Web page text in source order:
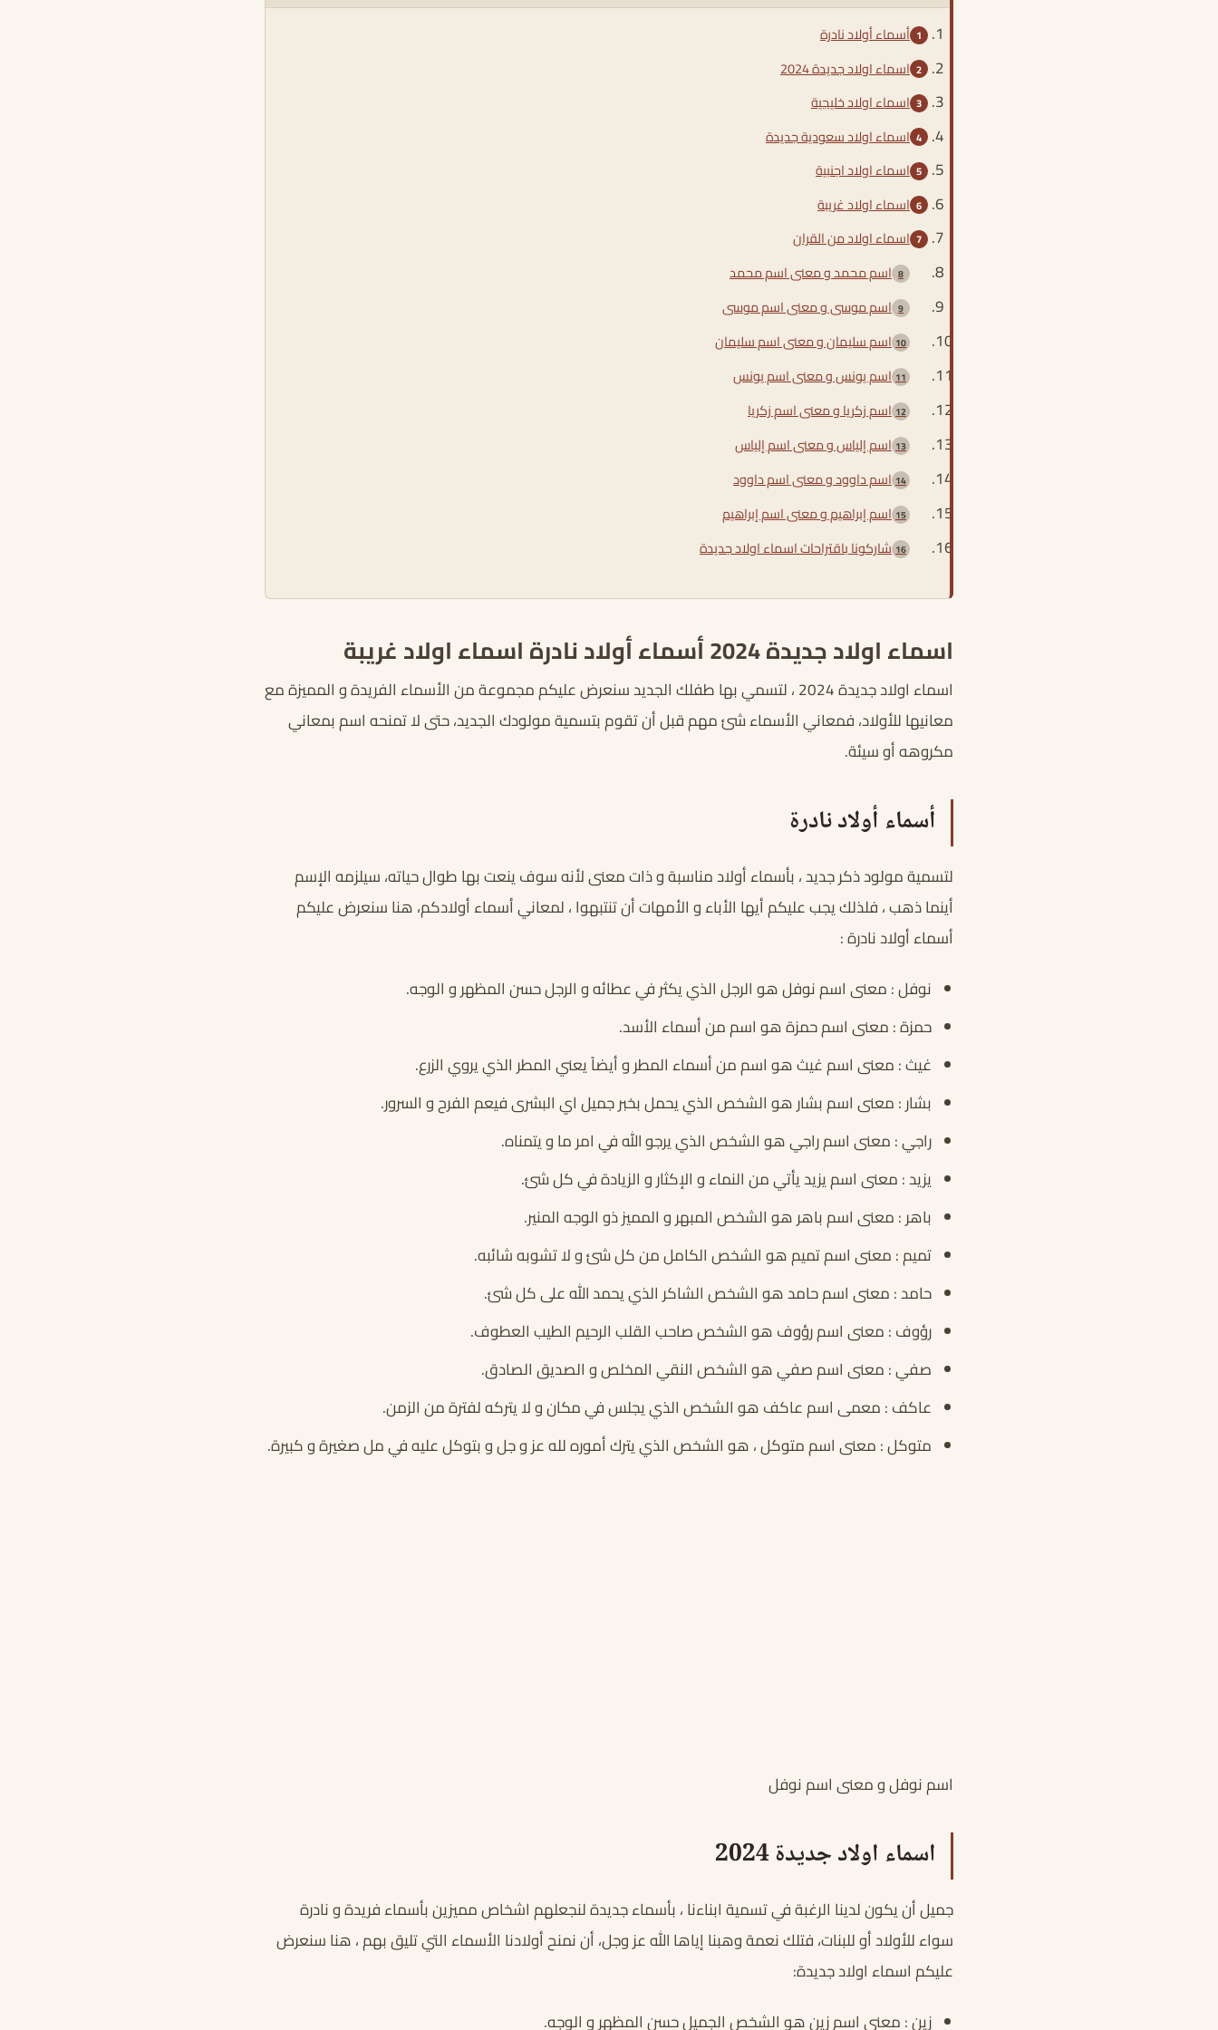
أسماء أولاد نادرة
اسماء اولاد جديدة 2024
اسماء اولاد خليجية
اسماء اولاد سعودية جديدة
اسماء اولاد اجنبية
اسماء اولاد غريبة
اسماء اولاد من القران
اسم محمد و معنى اسم محمد
اسم موسى و معنى اسم موسى
اسم سليمان و معنى اسم سليمان
اسم يونس و معنى اسم يونس
اسم زكريا و معنى اسم زكريا
اسم إلياس و معنى اسم إلياس
اسم داوود و معنى اسم داوود
اسم إبراهيم و معنى اسم إبراهيم
شاركونا باقتراحات اسماء اولاد جديدة
اسماء اولاد جديدة 2024 أسماء أولاد نادرة اسماء اولاد غريبة
اسماء اولاد جديدة 2024 ، لتسمي بها طفلك الجديد سنعرض عليكم مجموعة من الأسماء الفريدة و المميزة مع
معانيها للأولاد، فمعاني الأسماء شئ مهم قبل أن تقوم بتسمية مولودك الجديد، حتى لا تمنحه اسم بمعاني
مكروهه أو سيئة.
أسماء أولاد نادرة
لتسمية مولود ذكر جديد ، بأسماء أولاد مناسبة و ذات معنى لأنه سوف ينعت بها طوال حياته، سيلزمه الإسم
أينما ذهب ، فلذلك يجب عليكم أيها الأباء و الأمهات أن تنتبهوا ، لمعاني أسماء أولادكم، هنا سنعرض عليكم
أسماء أولاد نادرة :
نوفل : معنى اسم نوفل هو الرجل الذي يكثر في عطائه و الرجل حسن المظهر و الوجه.
حمزة : معنى اسم حمزة هو اسم من أسماء الأسد.
غيث : معنى اسم غيث هو اسم من أسماء المطر و أيضاً يعني المطر الذي يروي الزرع.
بشار : معنى اسم بشار هو الشخص الذي يحمل بخبر جميل اي البشرى فيعم الفرح و السرور.
راجي : معنى اسم راجي هو الشخص الذي يرجو الله في امر ما و يتمناه.
يزيد : معنى اسم يزيد يأتي من النماء و الإكثار و الزيادة في كل شئ.
باهر : معنى اسم باهر هو الشخص المبهر و المميز ذو الوجه المنير.
تميم : معنى اسم تميم هو الشخص الكامل من كل شئ و لا تشوبه شائبه.
حامد : معنى اسم حامد هو الشخص الشاكر الذي يحمد الله على كل شئ.
رؤوف : معنى اسم رؤوف هو الشخص صاحب القلب الرحيم الطيب العطوف.
صفي : معنى اسم صفي هو الشخص النقي المخلص و الصديق الصادق.
عاكف : معمى اسم عاكف هو الشخص الذي يجلس في مكان و لا يتركه لفترة من الزمن.
متوكل : معنى اسم متوكل ، هو الشخص الذي يترك أموره لله عز و جل و بتوكل عليه في مل صغيرة و كبيرة.
اسم نوفل و معنى اسم نوفل
اسماء اولاد جديدة 2024
جميل أن يكون لدينا الرغبة في تسمية ابناءنا ، بأسماء جديدة لنجعلهم اشخاص مميزين بأسماء فريدة و نادرة
سواء للأولاد أو للبنات، فتلك نعمة وهبنا إياها الله عز وجل، أن نمنح أولادنا الأسماء التي تليق بهم ، هنا سنعرض
عليكم اسماء اولاد جديدة:
زين : معنى اسم زين هو الشخص الجميل حسن المظهر و الوجه.